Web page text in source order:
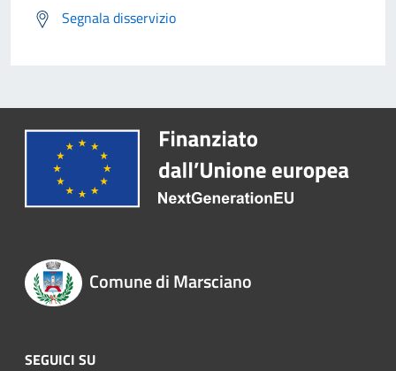
Segnala disservizio
Comune di Marsciano
SEGUICI SU